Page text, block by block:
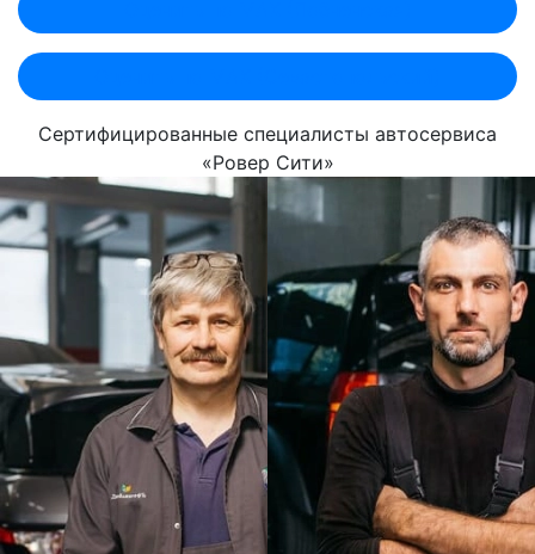
Сертифицированные специалисты автосервиса
«Ровер Сити»